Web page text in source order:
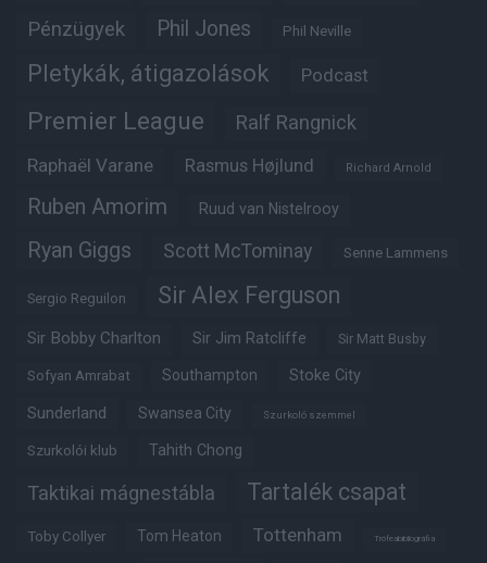
Pénzügyek Phil Jones Phil Neville
Pletykák, átigazolások Podcast
Premier League Ralf Rangnick
Raphaël Varane Rasmus Højlund Richard Arnold
Ruben Amorim Ruud van Nistelrooy
Ryan Giggs Scott McTominay Senne Lammens
Sergio Reguilon Sir Alex Ferguson
Sir Bobby Charlton Sir Jim Ratcliffe Sir Matt Busby
Sofyan Amrabat Southampton Stoke City
Sunderland Swansea City Szurkoló szemmel
Szurkolói klub Tahith Chong
Taktikai mágnestábla Tartalék csapat
Toby Collyer Tom Heaton Tottenham Trófeabibliográfia